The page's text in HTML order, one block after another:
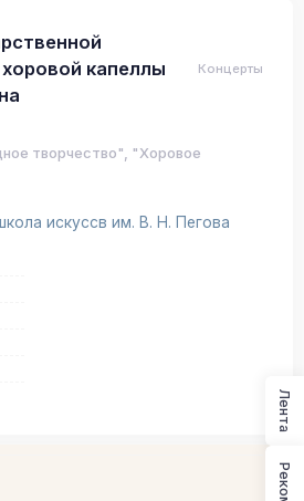
капеллы
Концерты
творчество", "Хоровое
искуссв им. В. Н. Пегова
Лента